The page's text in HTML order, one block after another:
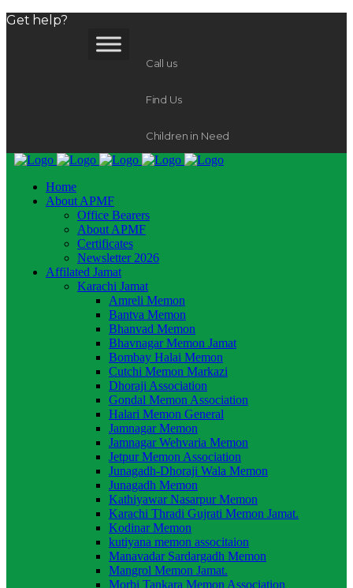
Get help?
Call us
Find Us
Children in Need
Home
About APMF
Office Bearers
About APMF
Certificates
Newsletter 2026
Affilated Jamat
Karachi Jamat
Amreli Memon
Bantva Memon
Bhanvad Memon
Bhavnagar Memon Jamat
Bombay Halai Memon
Cutchi Memon Markazi
Dhoraji Association
Gondal Memon Association
Halari Memon General
Jamnagar Memon
Jamnagar Wehvaria Memon
Jetpur Memon Association
Junagadh-Dhoraji Wala Memon
Junagadh Memon
Kathiyawar Nasarpur Memon
Karachi Thradi Gujrati Memon Jamat.
Kodinar Memon
kutiyana memon associtaion
Manavadar Sardargadh Memon
Mangrol Memon Jamat.
Morbi Tankara Memon Association